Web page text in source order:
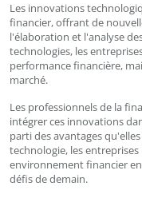
Les innovations
financier, offrant de
l'élaboration et l'analyse
technologies, les
performance financière,
marché.
Les professionnels de la
intégrer ces innovations
parti des avantages
technologie, les
environnement financier
défis de demain.